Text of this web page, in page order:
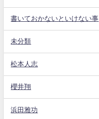
書いておかないといけない事
未分類
松本人志
櫻井翔
浜田雅功